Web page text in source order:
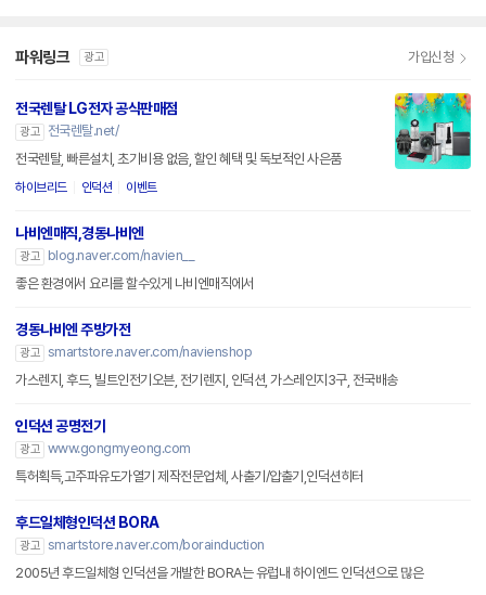
파워링크 광고 가입신청
전국렌탈 LG전자 공식판매점
광고
전국렌탈.net/
전국렌탈, 빠른설치, 초기비용 없음, 할인 혜택 및 독보적인 사은품
하이브리드 인덕션 이벤트
나비엔매직,경동나비엔
광고
blog.naver.com/navien__
좋은 환경에서 요리를 할수있게 나비엔매직에서
경동나비엔 주방가전
광고 smartstore.naver.com/navienshop
가스렌지, 후드, 빌트인전기오븐, 전기렌지, 인덕션, 가스레인지3구, 전국배송
인덕션 공명전기
광고 www.gongmyeong.com
특허획득,고주파유도가열기 제작전문업체, 사출기/압출기,인덕션히터
후드일체형인덕션 BORA
광고 smartstore.naver.com/borainduction
2005년 후드일체형 인덕션을 개발한 BORA는 유럽내 하이엔드 인덕션으로 많은